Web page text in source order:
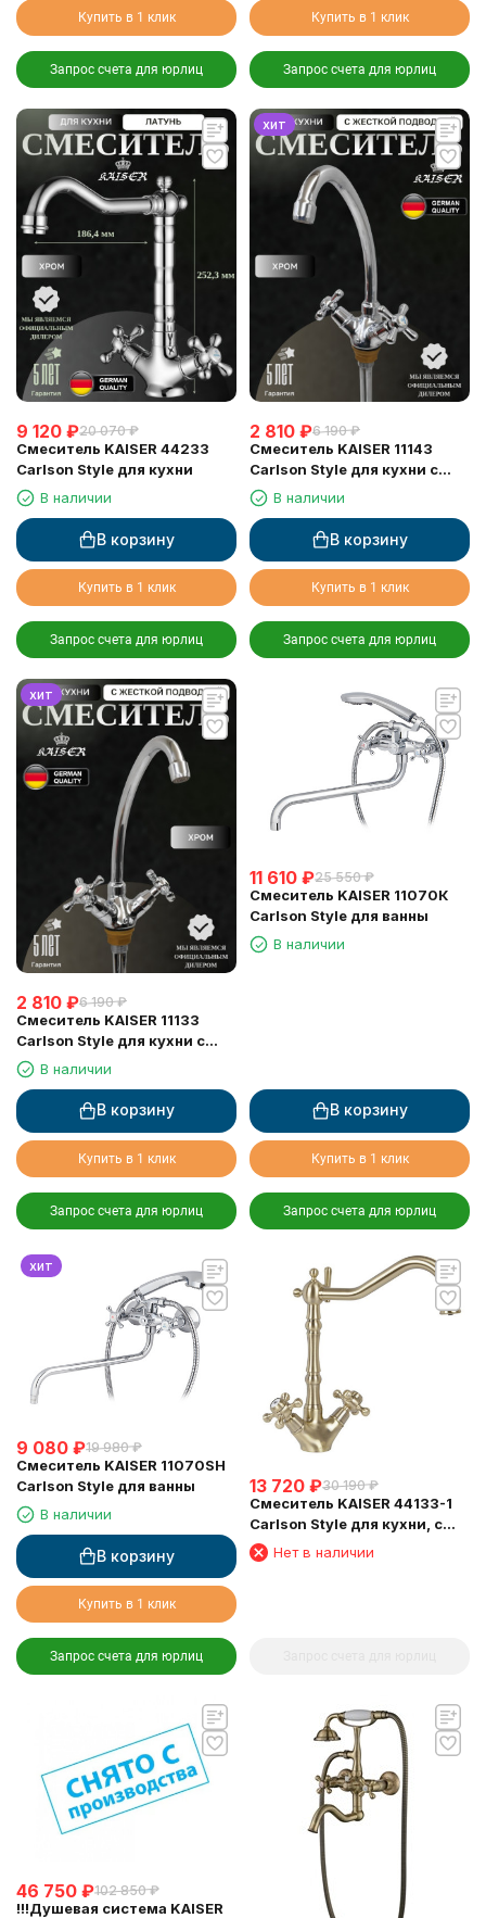
Купить в 1 клик
Запрос счета для юрлиц
Купить в 1 клик
Запрос счета для юрлиц
9 120 ₽20 070 ₽
Смеситель KAISER 44233
Carlson Style для кухни
В наличии
В корзину
Купить в 1 клик
Запрос счета для юрлиц
хит
2 810 ₽6 190 ₽
Смеситель KAISER 11143
Carlson Style для кухни с
жесткой подводкой
В наличии
В корзину
Купить в 1 клик
Запрос счета для юрлиц
хит
2 810 ₽6 190 ₽
Смеситель KAISER 11133
Carlson Style для кухни с
жесткой подводкой
В наличии
В корзину
Купить в 1 клик
Запрос счета для юрлиц
11 610 ₽25 550 ₽
Смеситель KAISER 11070К
Carlson Style для ванны
В наличии
В корзину
Купить в 1 клик
Запрос счета для юрлиц
хит
9 080 ₽19 980 ₽
Смеситель KAISER 11070SH
Carlson Style для ванны
В наличии
В корзину
Купить в 1 клик
Запрос счета для юрлиц
13 720 ₽30 190 ₽
Смеситель KAISER 44133-1
Carlson Style для кухни, с
подключением фильтра
питьевой воды
Нет в наличии
46 750 ₽102 850 ₽
!!!Душевая система KAISER